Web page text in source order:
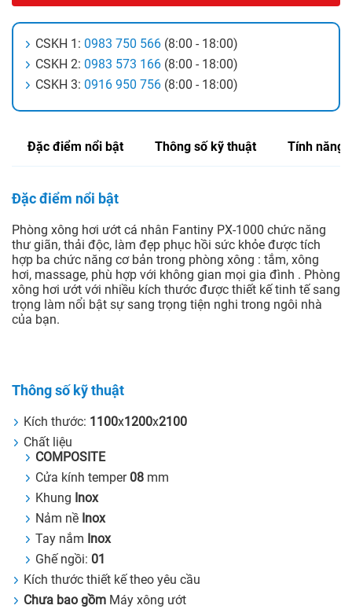
CSKH 1: 0983 750 566 (8:00 - 18:00)
CSKH 2: 0983 573 166 (8:00 - 18:00)
CSKH 3: 0916 950 756 (8:00 - 18:00)
Đặc điểm nổi bật Thông số kỹ thuật Tính năng
Đặc điểm nổi bật
Phòng xông hơi ướt cá nhân Fantiny PX-1000 chức năng
thư giãn, thải độc, làm đẹp phục hồi sức khỏe được tích
hợp ba chức năng cơ bản trong phòng xông : tắm, xông
hơi, massage, phù hợp với không gian mọi gia đình . Phòng
xông hơi ướt với nhiều kích thước được thiết kế tinh tế sang
trọng làm nổi bật sự sang trọng tiện nghi trong ngôi nhà
của bạn.
Thông số kỹ thuật
Kích thước: 1100x1200x2100
Chất liệu
COMPOSITE
Cửa kính temper08 mm
Khung Inox
Nảm nề Inox
Tay nắm Inox
Ghế ngồi: 01
Kích thước thiết kế theo yêu cầu
Chưa bao gồm Máy xông ướt